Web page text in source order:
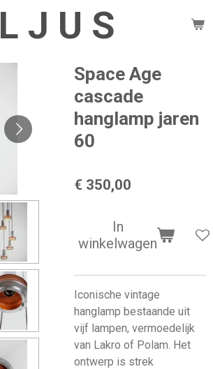
L J U S
Space Age
cascade
hanglamp jaren
60
€ 350,00
In
winkelwagen
Iconische vintage
hanglamp bestaande uit
vijf lampen, vermoedelijk
van Lakro of Polam. Het
ontwerp is strek